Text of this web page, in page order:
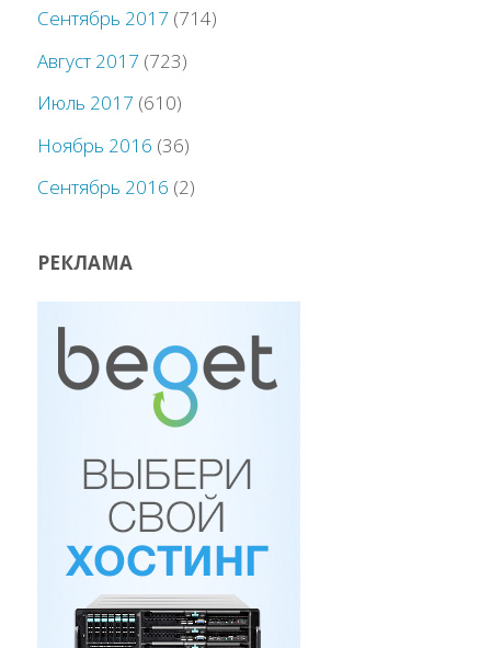
Сентябрь 2017 (714)
Август 2017 (723)
Июль 2017 (610)
Ноябрь 2016 (36)
Сентябрь 2016 (2)
РЕКЛАМА